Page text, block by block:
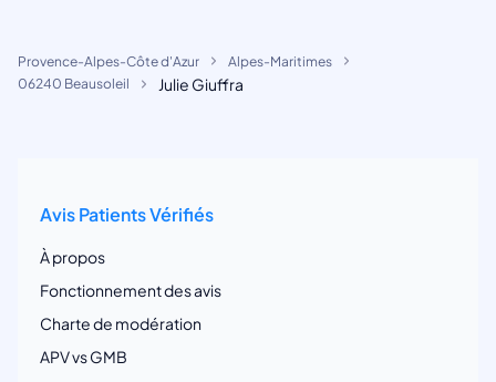
Provence-Alpes-Côte d'Azur
Alpes-Maritimes
06240 Beausoleil
Julie Giuffra
Avis Patients Vérifiés
À propos
Fonctionnement des avis
Charte de modération
APV vs GMB